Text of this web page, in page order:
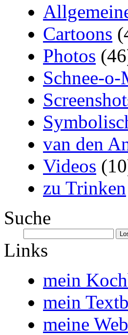
Cartoons
Photos
Schnee-o-
van den
Videos
zu Trinken
Suche
Links
mein
mein
meine